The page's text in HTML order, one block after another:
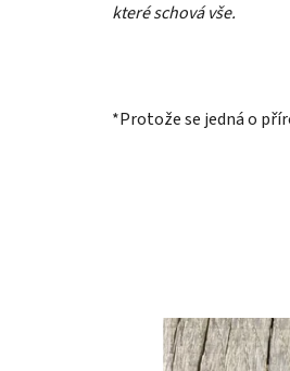
které schová vše.
*Protože se jedná o